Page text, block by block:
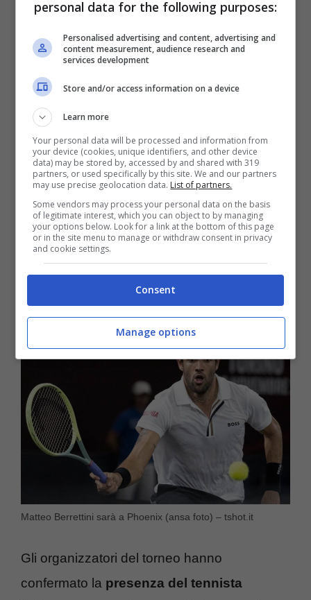
Il tennista romano nei giorni scorsi ha
ricevuto anche la visita di Jannik Sinner.
L’amicizia tra i due è molto solida,
l’allenamento congiunto svolto a Montecarlo
è stato anche un modo per ridare fiducia a
Berrettini. Il romano è stato incoraggiato dal
suo collega e, dimenticate anche le pene
d’amore degli ultimi periodi, è pronto per dare
il massimo partendo dalprossimo torneo di
Phoenix,in programma dal 12 al 17 marzo
Matteo Berrettini sarà a Phoenix (ansa foto) – tshot.it
Gli organizzatori del torneo hanno
confermato la presenza del tennista
personal data for the following purposes:
Personalised advertising and content, advertising and
content measurement, audience research and
services development
Store and/or access information on a device
Learn more
Your personal data will be processed and information from
your device (cookies, unique identifiers, and other device
data) may be stored by, accessed by and shared with 319
partners, or used specifically by this site. We and our partners
may use precise geolocation data. List of partners.
Some vendors may process your personal data on the basis
of legitimate interest, which you can object to by managing
your options below. Look for a link at the bottom of this page
or in the site menu to manage or withdraw consent in privacy
and cookie settings.
Consent
Manage options